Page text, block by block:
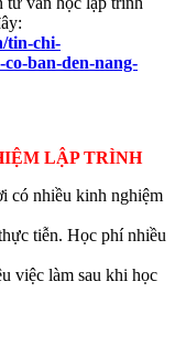
tin-chi-
ban-den-nang-
LẬP TRÌNH
có nhiều kinh nghiệm
tiễn. Học phí nhiều
việc làm sau khi học